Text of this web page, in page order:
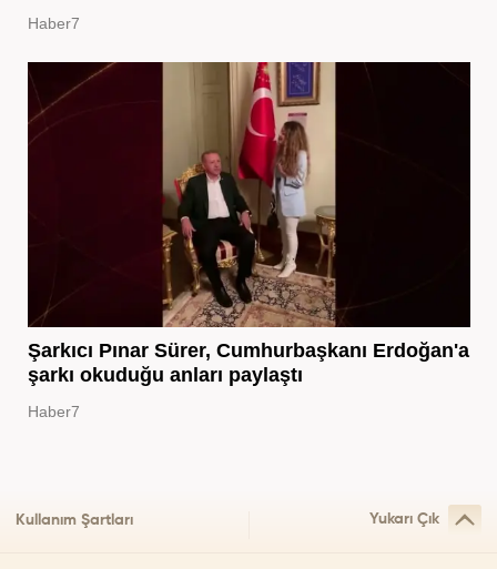
Haber7
Şarkıcı Pınar Sürer, Cumhurbaşkanı Erdoğan'a
şarkı okuduğu anları paylaştı
Haber7
Kullanım Şartları Yukarı Çık